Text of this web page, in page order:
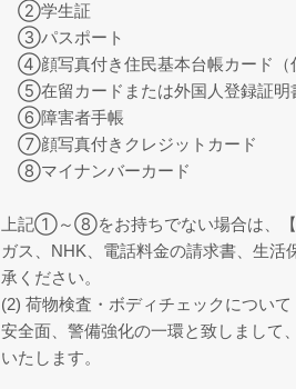
②学生証
③パスポート
④顔写真付き住民基本台帳カード（
⑤在留カードまたは外国人登録証明
⑥障害者手帳
⑦顔写真付きクレジットカード
⑧マイナンバーカード
上記①～⑧をお持ちでない場合は、【
ガス、NHK、電話料金の請求書、生
承ください。
(2) 荷物検査・ボディチェックについて
安全面、警備強化の一環と致しまして
いたします。